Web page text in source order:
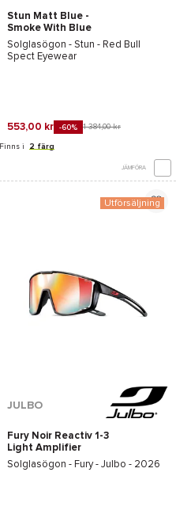
Stun Matt Blue -
Smoke With Blue
Mirror
Solglasögon - Stun - Red Bull
Spect Eyewear
553,00 kr -60% 1 384,00 kr
Finns i 2 färg
JÄMFÖRA
Utförsäljning
JULBO
Fury Noir Reactiv 1-3
Light Amplifier
Solglasögon - Fury - Julbo - 2026